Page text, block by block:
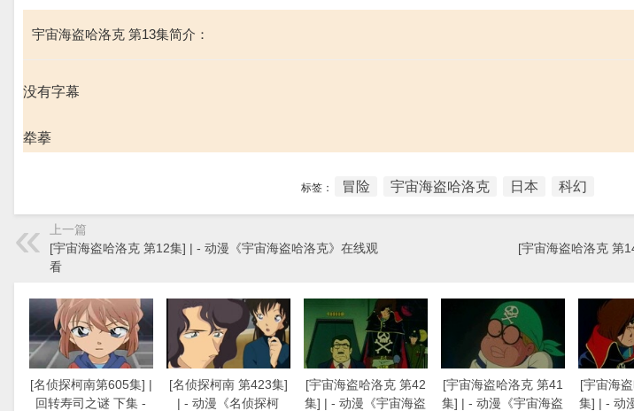
宇宙海盗哈洛克 第13集简介：
没有字幕
牶摹
标签： 冒险 宇宙海盗哈洛克 日本 科幻
上一篇
[宇宙海盗哈洛克 第12集] | - 动漫《宇宙海盗哈洛克》在线观
看
[宇宙海盗哈洛克 第
[名侦探柯南第605集] |
回转寿司之谜 下集 -
[名侦探柯南 第423集]
| - 动漫《名侦探柯
[宇宙海盗哈洛克 第42
集] | - 动漫《宇宙海盗
[宇宙海盗哈洛克 第41
集] | - 动漫《宇宙海盗
[宇宙海
集] | - 动